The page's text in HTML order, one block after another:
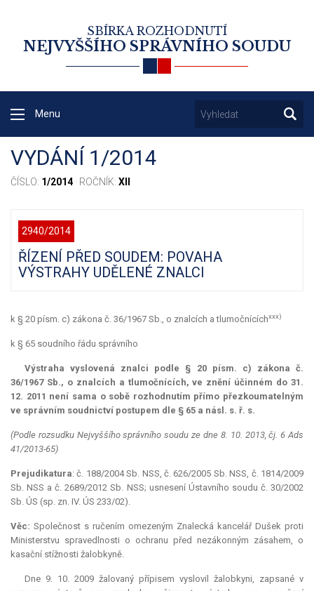
SBÍRKA ROZHODNUTÍ
NEJVYŠŠÍHO SPRÁVNÍHO SOUDU
Menu
VYDÁNÍ 1/2014
ČÍSLO: 1/2014· ROČNÍK: XII
2940/2014
ŘÍZENÍ PŘED SOUDEM: POVAHA
VÝSTRAHY UDĚLENÉ ZNALCI
k § 20 písm. c) zákona č. 36/1967 Sb., o znalcích a tlumočnícíchxxx)
k § 65 soudního řádu správního
Výstraha vyslovená znalci podle § 20 písm. c) zákona č.
36/1967 Sb., o znalcích a tlumočnících, ve znění účinném do 31.
12. 2011 není sama o sobě rozhodnutím přímo přezkoumatelným
ve správním soudnictví postupem dle § 65 a násl. s. ř. s.
(Podle rozsudku Nejvyššího správního soudu ze dne 8. 10. 2013, čj. 6 Ads
41/2013-65)
Prejudikatura: č. 188/2004 Sb. NSS, č. 626/2005 Sb. NSS, č. 1814/2009
Sb. NSS a č. 2689/2012 Sb. NSS; usnesení Ústavního soudu č. 30/2002
Sb. ÚS (sp. zn. IV. ÚS 233/02).
Věc: Společnost s ručením omezeným Znalecká kancelář Dušek proti
Ministerstvu spravedlnosti o ochranu před nezákonným zásahem, o
kasační stížnosti žalobkyně.
Dne 9. 10. 2009 žalovaný přípisem vyslovil žalobkyni, zapsané v